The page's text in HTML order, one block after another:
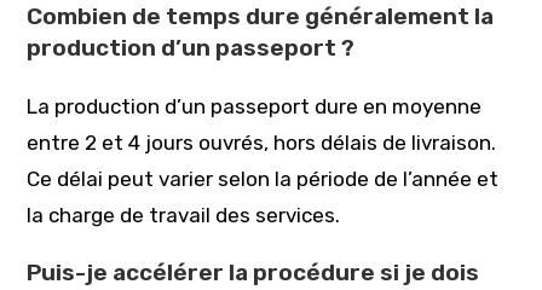
Combien de temps dure généralement la
production d’un passeport ?
La production d’un passeport dure en moyenne
entre 2 et 4 jours ouvrés, hors délais de livraison.
Ce délai peut varier selon la période de l’année et
la charge de travail des services.
Puis-je accélérer la procédure si je dois